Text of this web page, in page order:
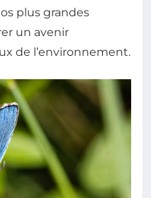
plus grandes
un avenir
de l’environnement.